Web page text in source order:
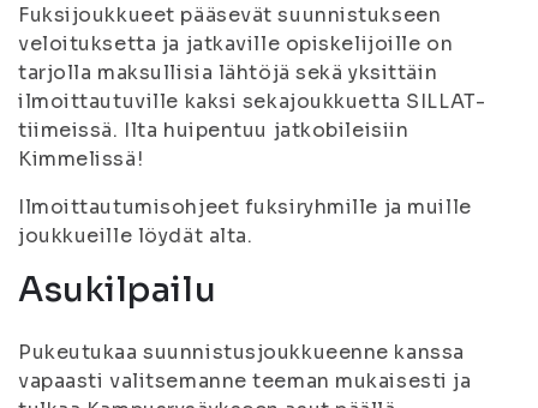
Fuksijoukkueet pääsevät suunnistukseen
veloituksetta ja jatkaville opiskelijoille on
tarjolla maksullisia lähtöjä sekä yksittäin
ilmoittautuville kaksi sekajoukkuetta SILLAT-
tiimeissä. Ilta huipentuu jatkobileisiin
Kimmelissä!
Ilmoittautumisohjeet fuksiryhmille ja muille
joukkueille löydät alta.
Asukilpailu
Pukeutukaa suunnistusjoukkueenne kanssa
vapaasti valitsemanne teeman mukaisesti ja